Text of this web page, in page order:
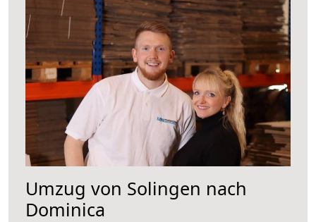
Umzug von Solingen nach
Dominica